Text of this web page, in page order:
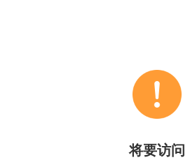
将要访问